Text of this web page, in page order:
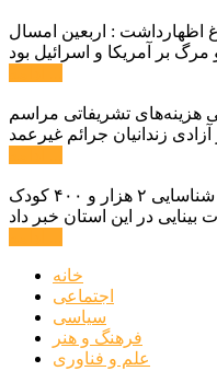
اظهارداشت : اربعین امسال
هزینه‌های تشریفاتی مراسم
زندانیان جرائم غیرعمد
مدیر کل بهزیستی استان البرز از شناسایی ۲ هزار و ۴۰۰ کودک
خانه
اجتماعی
سیاسی
فرهنگ و هنر
علم و فناوری